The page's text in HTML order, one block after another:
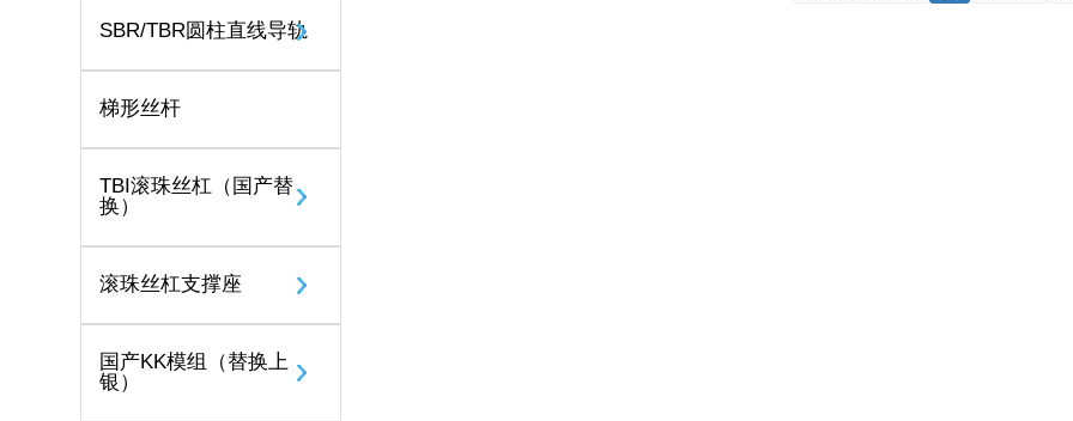
SBR/TBR圆柱直线导轨
梯形丝杆
TBI滚珠丝杠（国产替
换）
滚珠丝杠支撑座
国产KK模组（替换上
银）